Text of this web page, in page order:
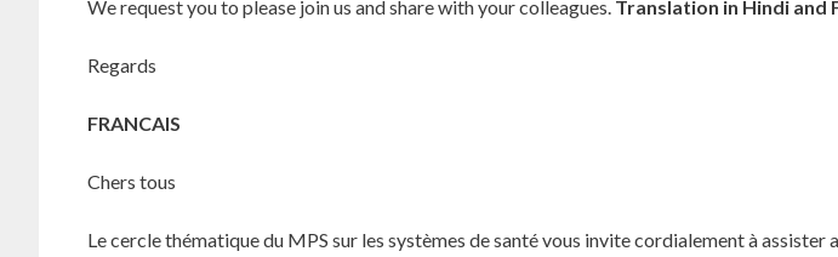
We request you to please join us and share with your colleagues. Translation in Hindi and
Regards
FRANCAIS
Chers tous
Le cercle thématique du MPS sur les systèmes de santé vous invite cordialement à assister